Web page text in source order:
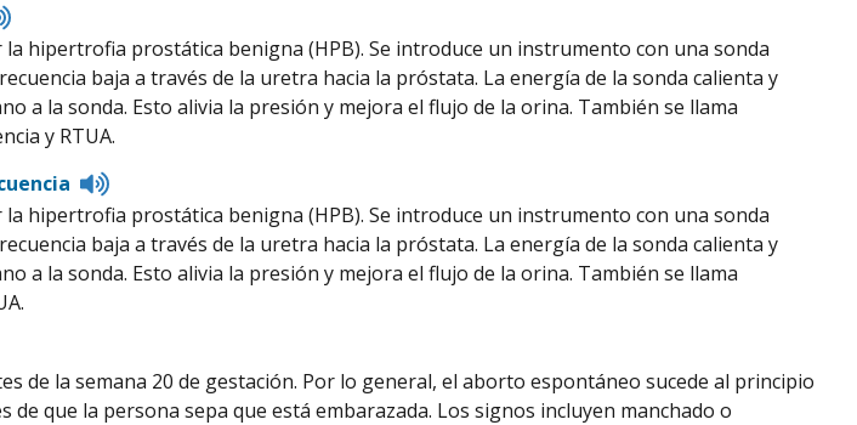
Listen
to
pronunciation
hipertrofia prostática benigna (HPB). Se introduce un instrumento con una sonda
baja a través de la uretra hacia la próstata. La energía de la sonda calienta y
a la sonda. Esto alivia la presión y mejora el flujo de la orina. También se llama
y RTUA.
Listen
to
pronunciation
hipertrofia prostática benigna (HPB). Se introduce un instrumento con una sonda
baja a través de la uretra hacia la próstata. La energía de la sonda calienta y
a la sonda. Esto alivia la presión y mejora el flujo de la orina. También se llama
de la semana 20 de gestación. Por lo general, el aborto espontáneo sucede al principio
de que la persona sepa que está embarazada. Los signos incluyen manchado o